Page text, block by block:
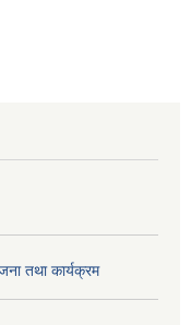
तथा कार्यक्रम